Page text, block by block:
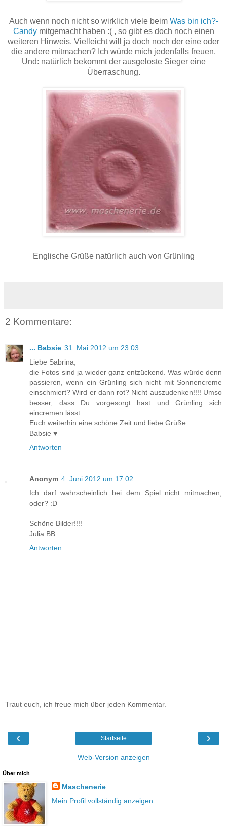
Auch wenn noch nicht so wirklich viele beim Was bin ich?-
Candymitgemacht haben :( , so gibt es doch noch einen
weiteren Hinweis. Vielleicht will ja doch noch der eine oder
die andere mitmachen? Ich würde mich jedenfalls freuen.
Und: natürlich bekommt der ausgeloste Sieger eine
Überraschung.
Englische Grüße natürlich auch von Grünling
2 Kommentare:
... Babsie 31. Mai 2012 um 23:03
Liebe Sabrina,
die Fotos sind ja wieder ganz entzückend. Was würde denn
passieren, wenn ein Grünling sich nicht mit Sonnencreme
einschmiert? Wird er dann rot? Nicht auszudenken!!!! Umso
besser, dass Du vorgesorgt hast und Grünling sich
eincremen lässt.
Euch weiterhin eine schöne Zeit und liebe Grüße
Babsie ♥
Antworten
Anonym 4. Juni 2012 um 17:02
Ich darf wahrscheinlich bei dem Spiel nicht mitmachen,
oder? :D
Schöne Bilder!!!!
Julia BB
Antworten
Traut euch, ich freue mich über jeden Kommentar.
‹ ›
Startseite
Web-Version anzeigen
Über mich
Maschenerie
Mein Profil vollständig anzeigen